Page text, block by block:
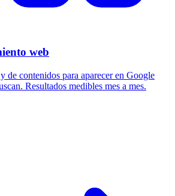
web
de contenidos para aparecer en Google
Resultados medibles mes a mes.